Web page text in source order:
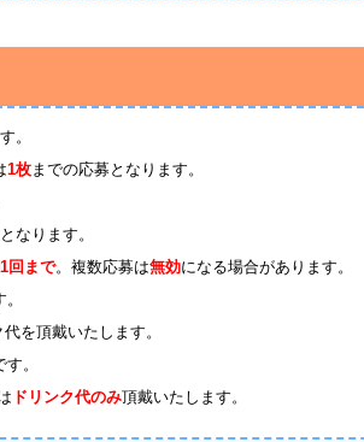
。
1枚までの応募となります。
なります。
回まで。複数応募は無効になる場合があります。
を頂戴いたします。
。
ドリンク代のみ頂戴いたします。